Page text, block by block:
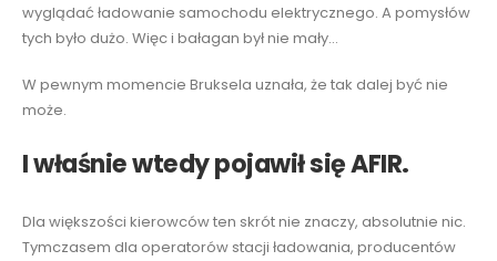
wyglądać ładowanie samochodu elektrycznego. A pomysłów
tych było dużo. Więc i bałagan był nie mały…
W pewnym momencie Bruksela uznała, że tak dalej być nie
może.
I właśnie wtedy pojawił się AFIR.
Dla większości kierowców ten skrót nie znaczy, absolutnie nic.
Tymczasem dla operatorów stacji ładowania, producentów